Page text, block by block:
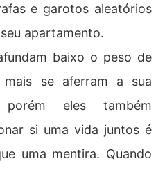
e garotos aleatórios
apartamento.
baixo o peso de
se aferram a sua
porém eles também
si uma vida juntos é
uma mentira. Quando